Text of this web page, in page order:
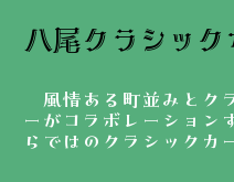
八尾クラシック
風情ある町並みとク
ーがコラボレーション
らではのクラシックカ